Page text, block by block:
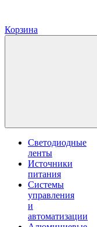
Корзина
Светодиодные
ленты
Источники
питания
Системы
управления
и
автоматизации